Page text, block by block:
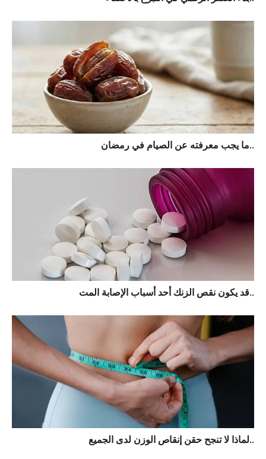
ما يجب معرفته عن الصيام في رمضان..
قد يكون نقص الزنك أحد أسباب الإصابة المت..
لماذا لا تنجح حقن إنقاص الوزن لدى الجميع..